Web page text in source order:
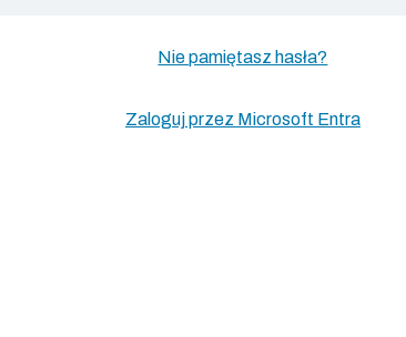
Nie pamiętasz hasła?
Zaloguj przez Microsoft Entra